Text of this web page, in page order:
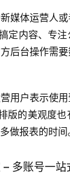
作逻辑贴合公